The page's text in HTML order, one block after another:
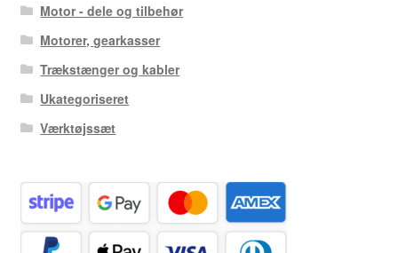
Motor - dele og tilbehør
Motorer, gearkasser
Trækstænger og kabler
Ukategoriseret
Værktøjssæt